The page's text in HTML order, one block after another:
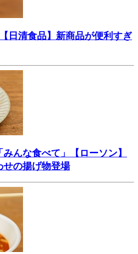
日清食品】新商品が便利すぎ
みんな食べて」【ローソン】
せの揚げ物登場